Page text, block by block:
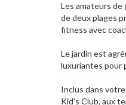
Les amateurs
de deux plages
fitness avec
Le jardin est
luxuriantes pour
Inclus dans
Kid's Club, aux